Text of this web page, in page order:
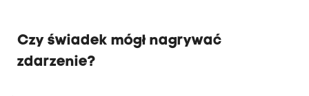
Czy świadek mógł nagrywać
zdarzenie?